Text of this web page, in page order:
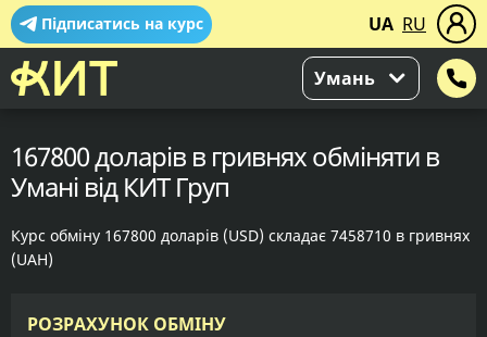
Підписатись на курс UA RU
Умань
167800 доларів в гривнях обміняти в
Умані від КИТ Груп
Курс обміну 167800 доларів (USD) складає 7458710 в гривнях
(UAH)
РОЗРАХУНОК ОБМІНУ